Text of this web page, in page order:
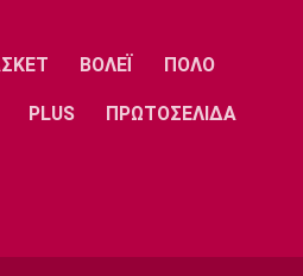
έτοιμα να
ΒΟΛΕΪ ΠΟΛΟ
PLUS ΠΡΩΤΟΣΕΛΙΔΑ